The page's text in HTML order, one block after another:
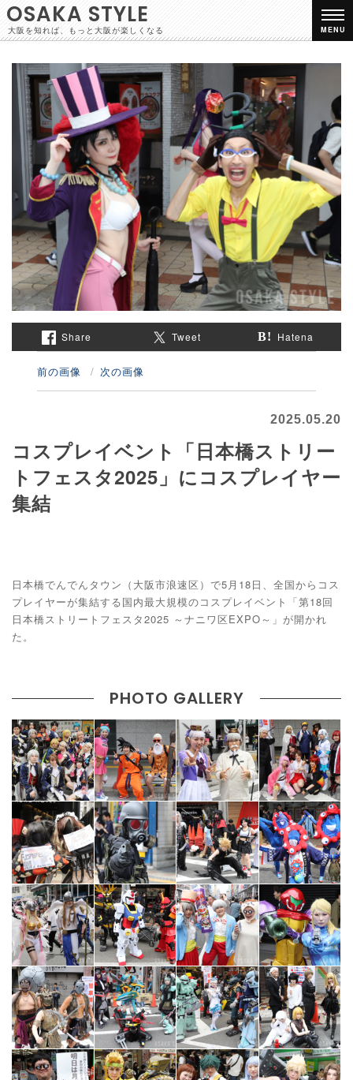
OSAKA STYLE
大阪を知れば、もっと大阪が楽しくなる MENU
Share Tweet Hatena
前の画像 次の画像
2025.05.20
コスプレイベント「日本橋ストリー
トフェスタ2025」にコスプレイヤー
集結
日本橋でんでんタウン（大阪市浪速区）で5月18日、全国からコス
プレイヤーが集結する国内最大規模のコスプレイベント「第18回
日本橋ストリートフェスタ2025 ～ナニワ区EXPO～」が開かれ
た。
PHOTO GALLERY